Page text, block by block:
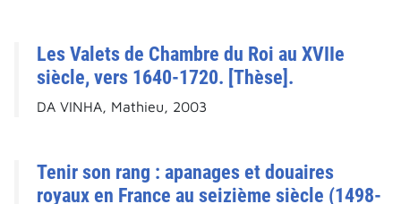
Les Valets de Chambre du Roi au XVIIe
siècle, vers 1640-1720. [Thèse].
DA VINHA, Mathieu, 2003
Tenir son rang : apanages et douaires
royaux en France au seizième siècle (1498-